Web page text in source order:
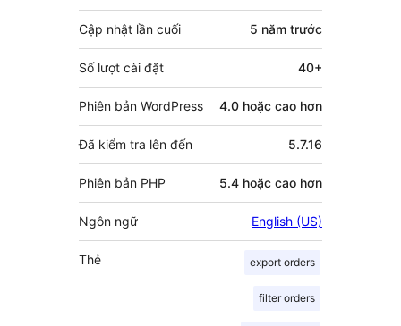
Cập nhật lần cuối 5 năm trước
Số lượt cài đặt 40+
Phiên bản WordPress 4.0 hoặc cao hơn
Đã kiểm tra lên đến 5.7.16
Phiên bản PHP 5.4 hoặc cao hơn
Ngôn ngữ English (US)
Thẻ export orders
filter orders